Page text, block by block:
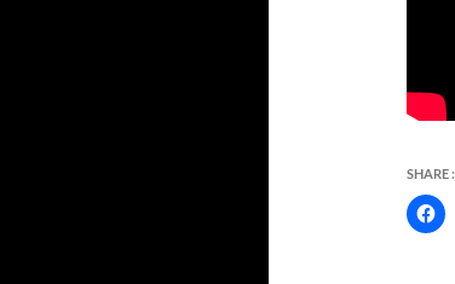
SHARE :